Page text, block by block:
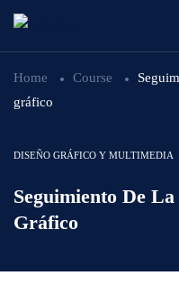
Home Course
gráfico
DISEÑO GRÁFICO Y MULTIMEDIA
Seguimiento De
Gráfico